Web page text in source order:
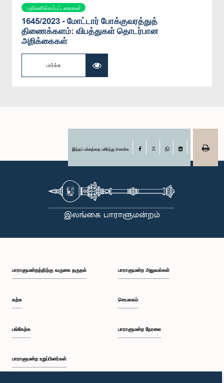
பதிலளிக்கப்பட்டவைகள்
1645/2023 - மோட்டார் போக்குவரத்துத்
திணைக்களம்: விபத்துகள் தொடர்பான
அறிக்கைகள்
பார்க்க
இந்தப் பக்கத்தை பகிர்ந்து கொள்க Facebook
பாராளுமன்றத்திற்கு வருகை தருதல்
கற்க
பங்கேற்க
பாராளுமன்ற உறுப்பினர்கள்
பாராளுமன்ற அலுவல்கள்
செயலகம்
பாராளுமன்ற நேரலை